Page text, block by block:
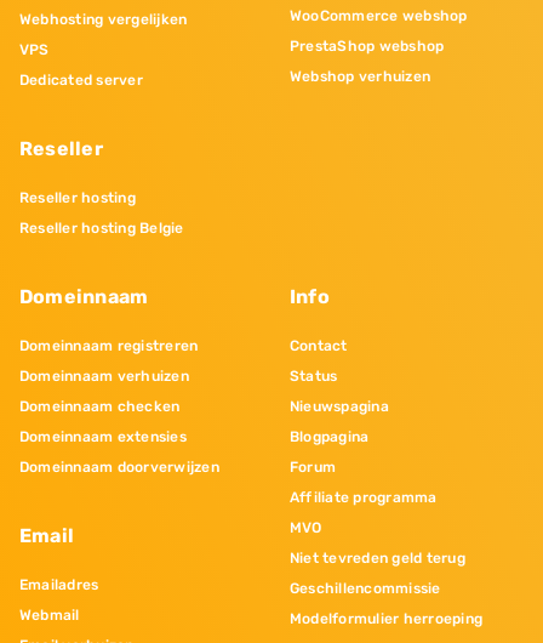
Webhosting vergelijken
VPS
Dedicated server
Reseller
Reseller hosting
Reseller hosting Belgie
WooCommerce webshop
PrestaShop webshop
Webshop verhuizen
Domeinnaam
Domeinnaam registreren
Domeinnaam verhuizen
Domeinnaam checken
Domeinnaam extensies
Domeinnaam doorverwijzen
Email
Emailadres
Webmail
Info
Contact
Status
Nieuwspagina
Blogpagina
Forum
Affiliate programma
MVO
Niet tevreden geld terug
Geschillencommissie
Modelformulier herroeping